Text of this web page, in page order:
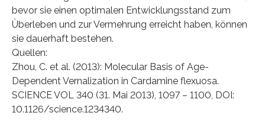
bevor sie einen optimalen Entwicklungsstand zum
Überleben und zur Vermehrung erreicht haben, können
sie dauerhaft bestehen.
Quellen:
Zhou, C. et al. (2013): Molecular Basis of Age-
Dependent Vernalization in Cardamine flexuosa.
SCIENCE VOL 340 (31. Mai 2013), 1097 – 1100, DOI:
10.1126/science.1234340.